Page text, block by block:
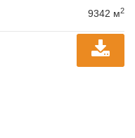
9342 м2